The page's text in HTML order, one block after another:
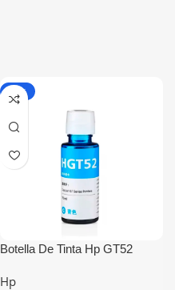
-14%
Botella De Tinta Hp GT52
Hp